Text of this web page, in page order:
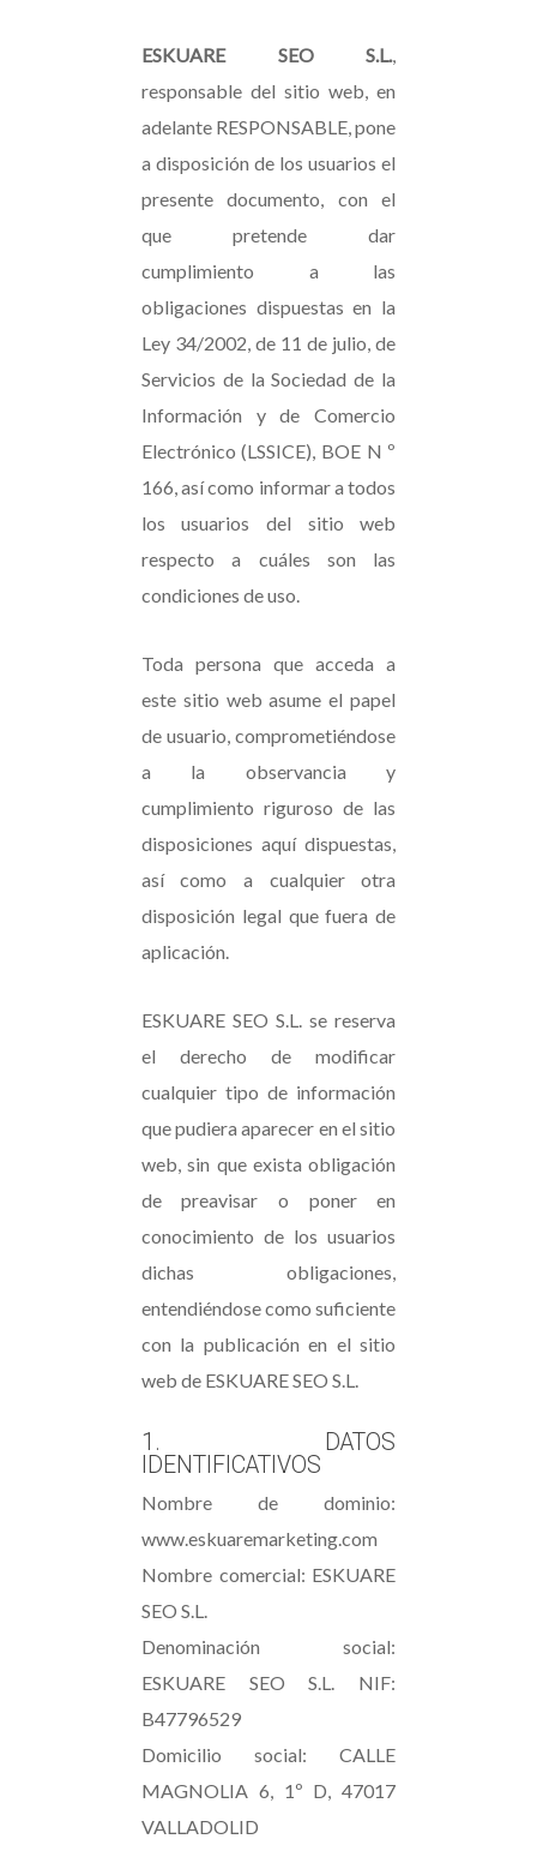
ESKUARE SEO S.L.
responsable del sitio web, en
adelante RESPONSABLE, pone
a disposición de los usuarios el
presente documento, con el
que pretende dar
cumplimiento a las
obligaciones dispuestas en la
Ley 34/2002, de 11 de julio, de
Servicios de la Sociedad de la
Información y de Comercio
Electrónico (LSSICE), BOE N º
166, así como informar a todos
los usuarios del sitio web
respecto a cuáles son las
condiciones de uso.
Toda persona que acceda a
este sitio web asume el papel
de usuario, comprometiéndose
a la observancia y
cumplimiento riguroso de las
disposiciones aquí dispuestas,
así como a cualquier otra
disposición legal que fuera de
aplicación.
ESKUARE SEO S.L. se reserva
el derecho de modificar
cualquier tipo de información
que pudiera aparecer en el sitio
web, sin que exista obligación
de preavisar o poner en
conocimiento de los usuarios
dichas obligaciones,
entendiéndose como suficiente
con la publicación en el sitio
web de ESKUARE SEO S.L.
1. DATOS
IDENTIFICATIVOS
Nombre de dominio:
www.eskuaremarketing.com
Nombre comercial: ESKUARE
SEO S.L.
Denominación social:
ESKUARE SEO S.L. NIF:
B47796529
Domicilio social: CALLE
MAGNOLIA 6, 1º D, 47017
VALLADOLID